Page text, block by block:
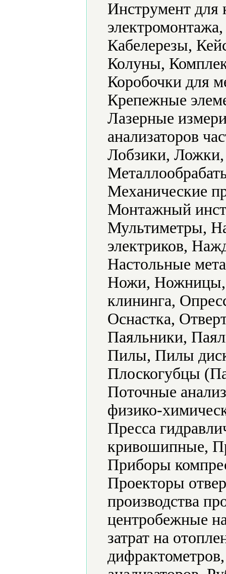
Инструмент для
Кабелерезы,
Колуны,
Коробочки для
Крепежные
Лазерные
анализаторов
Лобзики,
Механические
Монтажный
Мультиметры,
электриков,
Настольные
Ножи, Ножницы,
клининга,
Оснастка,
Паяльники,
Пилы, Пилы
Плоскогубцы
Поточные
физико-
Пресса
кривошипные,
Приборы
Проекторы
производства
центробежные
затрат на